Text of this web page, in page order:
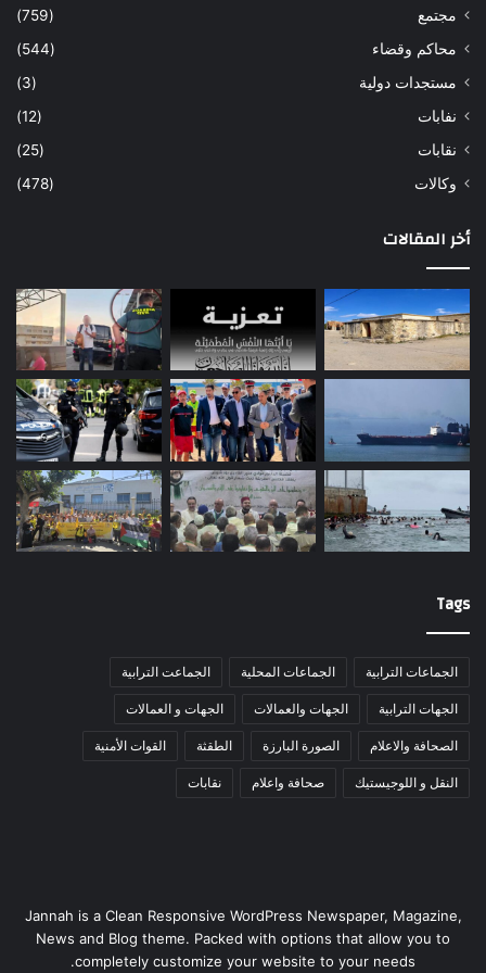
مجتمع
(759)
محاكم وقضاء
(544)
مستجدات دولية
(3)
نفابات
(12)
نقابات
(25)
وكالات
(478)
أخر المقالات
Tags
الجماعات الترابية الجماعات المحلية الجماعت الترابية
الجهات الترابية الجهات والعمالات الجهات و العمالات
الصحافة والاعلام الصورة البارزة الطقثة القوات الأمنية
النقل و اللوجيستيك صحافة واعلام نقابات
Jannah is a Clean Responsive WordPress Newspaper, Magazine,
News and Blog theme. Packed with options that allow you to
completely customize your website to your needs.